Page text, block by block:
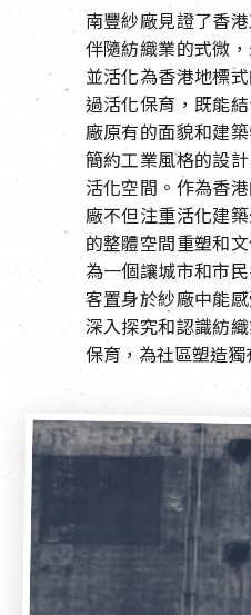
導賞團
走進南豐紗廠
CHAT六廠
南豐作坊
其他體驗
到訪我們
開放時間及位置
穿梭巴士服務
停車場
NF TOUCH
南豐紗廠見證了香
伴隨紡織業的式微
並活化為香港地標
過活化保育，既能
廠原有的面貌和建
簡約工業風格的設
活化空間。作為香
廠不但注重活化建
的整體空間重塑和
為一個讓城市和市
客置身於紗廠中能
深入探究和認識紡
保育，為社區塑造獨